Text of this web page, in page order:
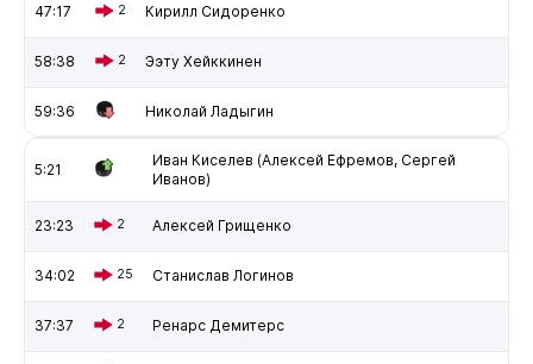
47:17 2 Кирилл Сидоренко
58:38 2 Ээту Хейккинен
59:36 Николай Ладыгин
5:21
Иван Киселев (Алексей Ефремов, Сергей
Иванов)
23:23 2 Алексей Грищенко
34:02 25 Станислав Логинов
37:37 2 Ренарс Демитерс